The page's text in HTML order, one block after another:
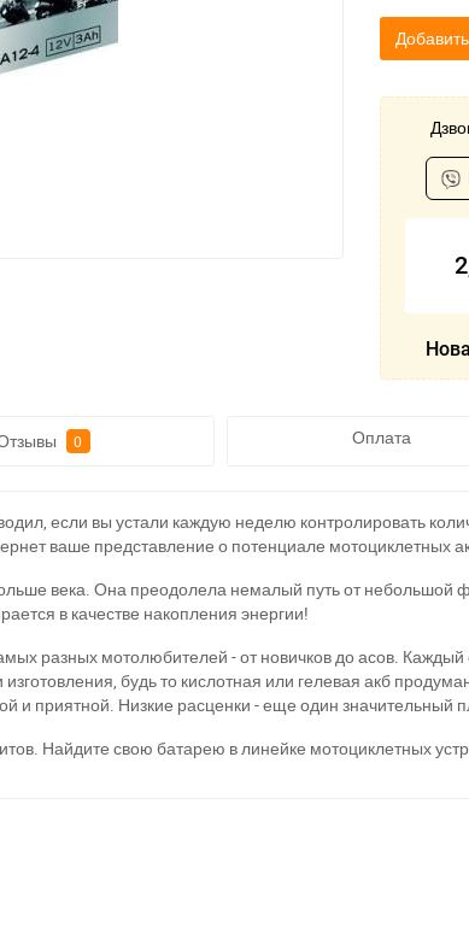
0 Оплата
если вы устали каждую неделю контролировать
ваше представление о потенциале мотоциклетных
века. Она преодолела немалый путь от
в качестве накопления энергии!
разных мотолюбителей - от новичков до асов. Каждый
будь то кислотная или гелевая акб
и приятной. Низкие расценки - еще один значительный
Найдите свою батарею в линейке мотоциклетных